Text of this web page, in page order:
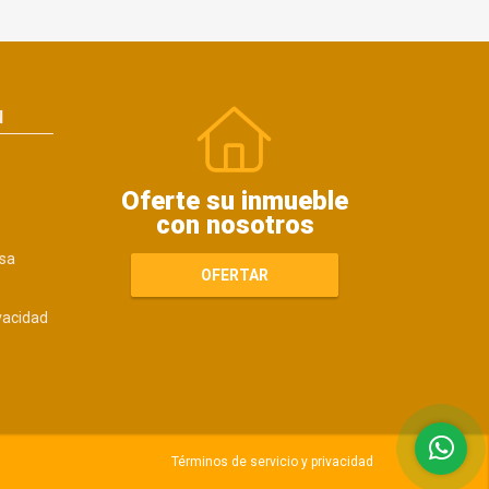
Oferte su inmueble
con nosotros
OFERTAR
Términos de servicio y privacidad